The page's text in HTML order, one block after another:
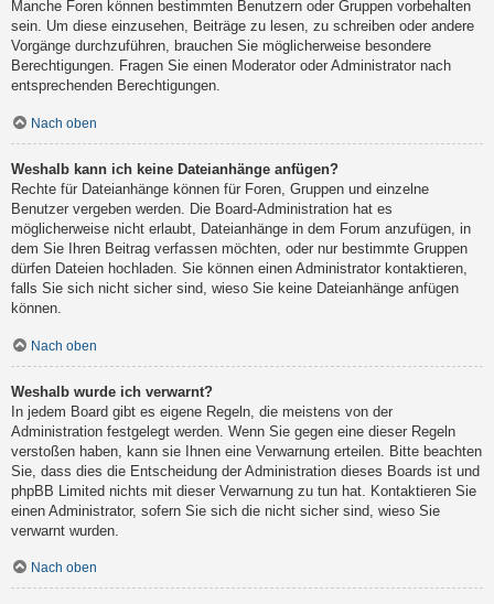
Manche Foren können bestimmten Benutzern oder Gruppen vorbehalten
sein. Um diese einzusehen, Beiträge zu lesen, zu schreiben oder andere
Vorgänge durchzuführen, brauchen Sie möglicherweise besondere
Berechtigungen. Fragen Sie einen Moderator oder Administrator nach
entsprechenden Berechtigungen.
Nach oben
Weshalb kann ich keine Dateianhänge anfügen?
Rechte für Dateianhänge können für Foren, Gruppen und einzelne
Benutzer vergeben werden. Die Board-Administration hat es
möglicherweise nicht erlaubt, Dateianhänge in dem Forum anzufügen, in
dem Sie Ihren Beitrag verfassen möchten, oder nur bestimmte Gruppen
dürfen Dateien hochladen. Sie können einen Administrator kontaktieren,
falls Sie sich nicht sicher sind, wieso Sie keine Dateianhänge anfügen
können.
Nach oben
Weshalb wurde ich verwarnt?
In jedem Board gibt es eigene Regeln, die meistens von der
Administration festgelegt werden. Wenn Sie gegen eine dieser Regeln
verstoßen haben, kann sie Ihnen eine Verwarnung erteilen. Bitte beachten
Sie, dass dies die Entscheidung der Administration dieses Boards ist und
phpBB Limited nichts mit dieser Verwarnung zu tun hat. Kontaktieren Sie
einen Administrator, sofern Sie sich die nicht sicher sind, wieso Sie
verwarnt wurden.
Nach oben